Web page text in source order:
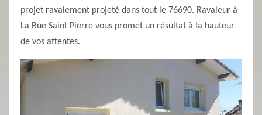
projet ravalement projeté dans tout le 76690. Ravaleur à
La Rue Saint Pierre vous promet un résultat à la hauteur
de vos attentes.